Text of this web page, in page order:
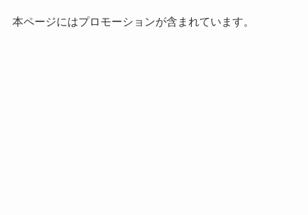
本ページにはプロモーションが含まれています。